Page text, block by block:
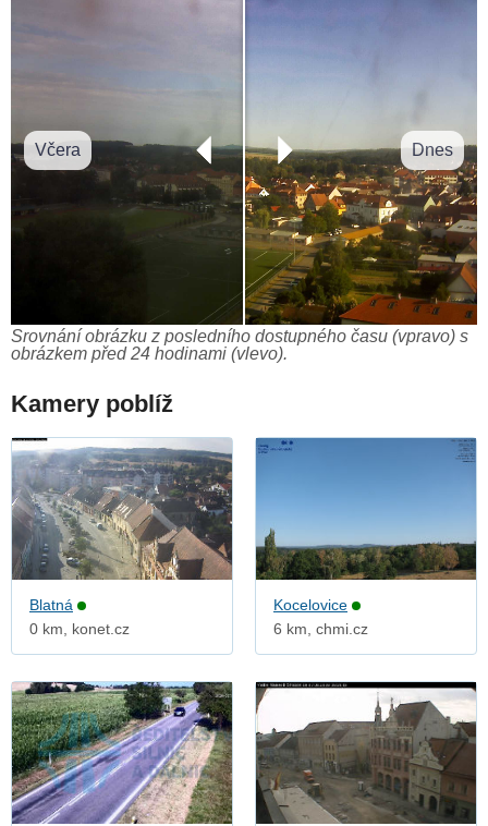
Včera Dnes
Srovnání obrázku z posledního dostupného času (vpravo) s
obrázkem před 24 hodinami (vlevo).
Kamery poblíž
Blatná
0 km, konet.cz
Kocelovice
6 km, chmi.cz